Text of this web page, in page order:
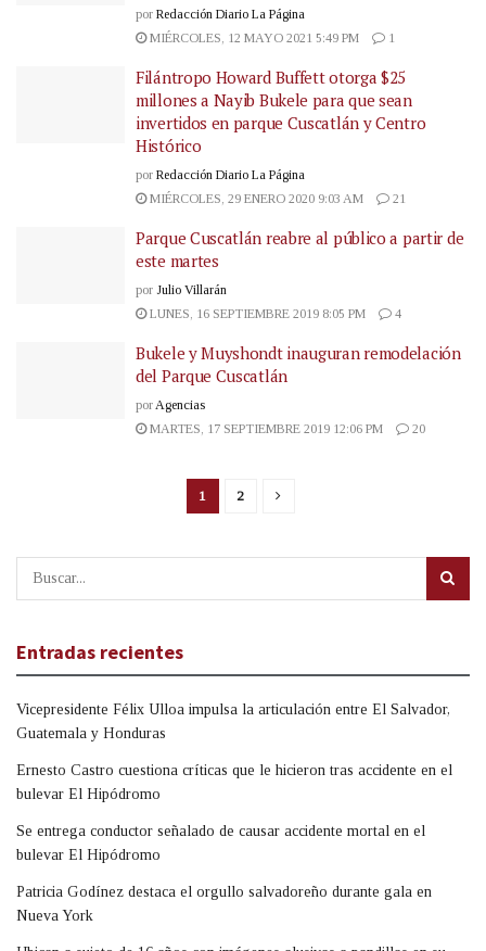
por Redacción Diario La Página
MIÉRCOLES, 12 MAYO 2021 5:49 PM
1
Filántropo Howard Buffett otorga $25
millones a Nayib Bukele para que sean
invertidos en parque Cuscatlán y Centro
Histórico
por Redacción Diario La Página
MIÉRCOLES, 29 ENERO 2020 9:03 AM
21
Parque Cuscatlán reabre al público a partir de
este martes
por Julio Villarán
LUNES, 16 SEPTIEMBRE 2019 8:05 PM
4
Bukele y Muyshondt inauguran remodelación
del Parque Cuscatlán
por Agencias
MARTES, 17 SEPTIEMBRE 2019 12:06 PM
20
1 2
Entradas recientes
Vicepresidente Félix Ulloa impulsa la articulación entre El Salvador,
Guatemala y Honduras
Ernesto Castro cuestiona críticas que le hicieron tras accidente en el
bulevar El Hipódromo
Se entrega conductor señalado de causar accidente mortal en el
bulevar El Hipódromo
Patricia Godínez destaca el orgullo salvadoreño durante gala en
Nueva York